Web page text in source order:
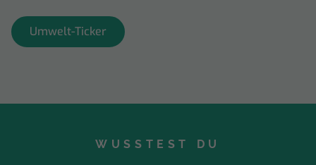
Umwelt-Ticker
WUSSTEST DU